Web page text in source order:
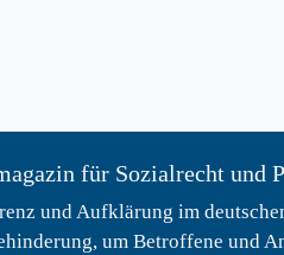
für Sozialrecht und
und Aufklärung im
um Betroffene und